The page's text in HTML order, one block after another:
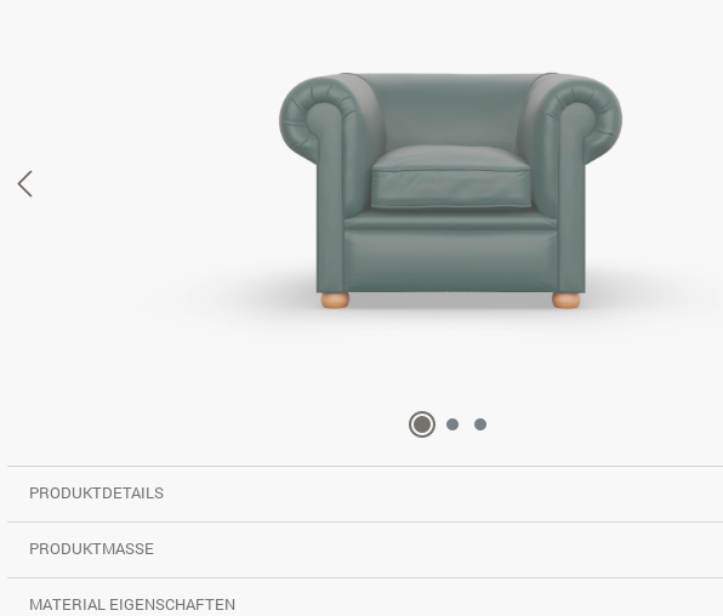
PRODUKTDETAILS
PRODUKTMASSE
MATERIAL EIGENSCHAFTEN